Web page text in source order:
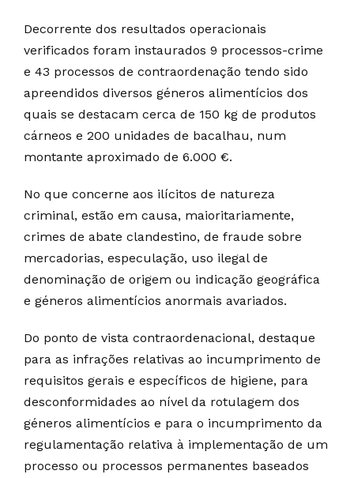
Decorrente dos resultados operacionais
verificados foram instaurados 9 processos-crime
e 43 processos de contraordenação tendo sido
apreendidos diversos géneros alimentícios dos
quais se destacam cerca de 150 kg de produtos
cárneos e 200 unidades de bacalhau, num
montante aproximado de 6.000 €.
No que concerne aos ilícitos de natureza
criminal, estão em causa, maioritariamente,
crimes de abate clandestino, de fraude sobre
mercadorias, especulação, uso ilegal de
denominação de origem ou indicação geográfica
e géneros alimentícios anormais avariados.
Do ponto de vista contraordenacional, destaque
para as infrações relativas ao incumprimento de
requisitos gerais e específicos de higiene, para
desconformidades ao nível da rotulagem dos
géneros alimentícios e para o incumprimento da
regulamentação relativa à implementação de um
processo ou processos permanentes baseados